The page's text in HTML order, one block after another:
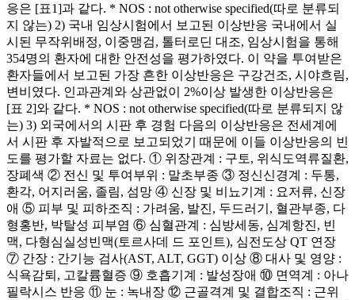
응은 [표1]과 같다. * NOS : not otherwise specified(따로 분류되
지 않는) 2) 국내 임상시험에서 보고된 이상반응 국내에서 실
시된 무작위배정, 이중맹검, 톨터로딘 대조, 임상시험을 통해
354명의 환자에 대한 안전성을 평가하였다. 이 약을 투여받은
환자들에서 보고된 가장 흔한 이상반응은 구강건조, 시야흐림,
변비였다. 인과관계와 상관없이 2%이상 발생한 이상반응은
[표 2]와 같다. * NOS : not otherwise specified(따로 분류되지 않
는) 3) 외국에서의 시판 후 경험 다음의 이상반응은 전세계에
서 시판 후 자발적으로 보고되었기 때문에 이들 이상반응의 빈
도를 평가할 자료는 없다. ① 위장관계 : 구토, 위식도역류질환,
장폐색 ② 전신 및 투여부위 : 말초부종 ③ 정신신경계 : 두통,
환각, 어지러움, 졸림, 섬망 ④ 신장 및 비뇨기계 : 요저류, 신장
애 ⑤ 피부 및 피하조직 : 가려움, 발진, 두드러기, 혈관부종, 다
형홍반, 박탈성 피부염 ⑥ 심혈관계 : 심방세동, 심계항진, 빈
맥, 다형심실성빈맥(토르사데 드 포인트), 심전도상 QT 연장
⑦ 간장 : 간기능 검사(AST, ALT, GGT) 이상 ⑧ 대사 및 영양 :
식욕감퇴, 고칼륨혈증 ⑨ 호흡기계 : 발성장애 ⑩ 면역계 : 아나
필락시스 반응 ⑪ 눈 : 녹내장 ⑫ 근골격계 및 결합조직 : 근위